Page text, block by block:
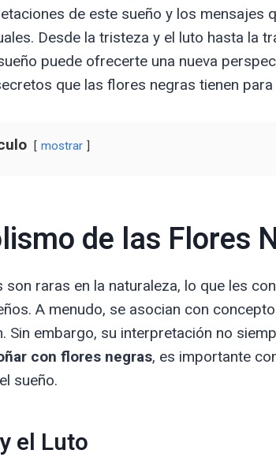
de este sueño y los mensajes
Desde la tristeza y el luto hasta la
puede ofrecerte una nueva
que las flores negras tienen para
mostrar
de las Flores
raras en la naturaleza, lo que les
A menudo, se asocian con
Sin embargo, su interpretación no
con flores negras, es importante
sueño.
el Luto